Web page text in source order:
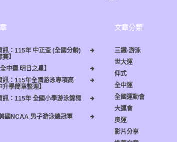
訊：115年 中正盃 (全國分齡)
】
中運 明日之星】
訊：115年全國游泳專項高
升學簡章整理】
訊：115年 全國小學游泳錦標
國NCAA 男子游泳總冠軍
文章分類
三鐵-游泳
世大運
仰式
全中運
全國運動會
大運會
奧運
影片分享